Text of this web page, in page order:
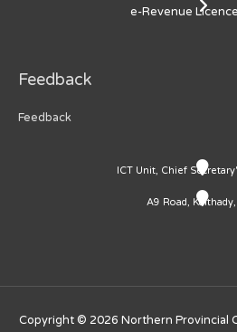
e-Revenue
Feedback
Feedback
ICT Unit, Chief
A9 Road,
Copyright © 2026 Northern Provincial